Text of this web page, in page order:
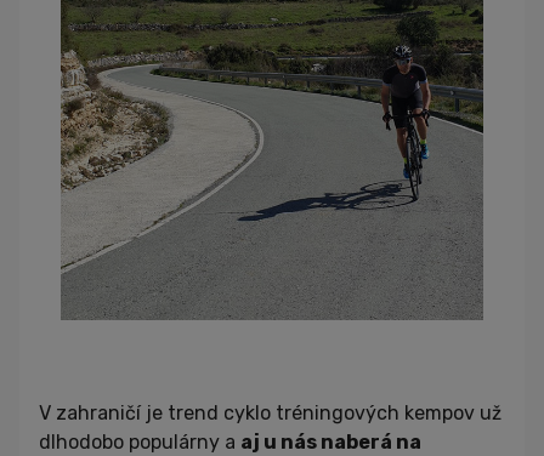
V zahraničí je trend cyklo tréningových kempov už
dlhodobo populárny a aj u nás naberá na